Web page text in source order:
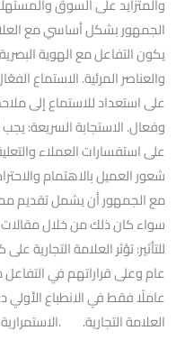
والمتزايد على السوق
الجمهور بشكل أساسي مع
يكون التفاعل مع الهوية
والعناصر المرئية. الاستماع
على استعداد للاستماع إلى
وفعال. الاستجابة السريعة: يجب
على استفسارات العملاء
شعور العميل بالاهتمام
مع الجمهور أن يشمل تقديم
سواء كان ذلك من خلال مقالات
للتأثير: تؤثر العلامة
عام وعلى قراراتهم في التفاعل
عاملًا فقط في الانطباع
العلامة التجارية. .الاستمرارية